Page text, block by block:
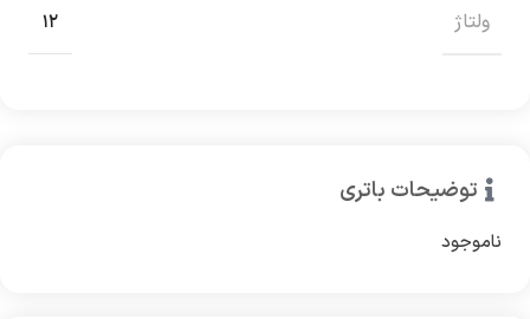
توضیحات باتری
ناموجود
ولتاژ ۱۲